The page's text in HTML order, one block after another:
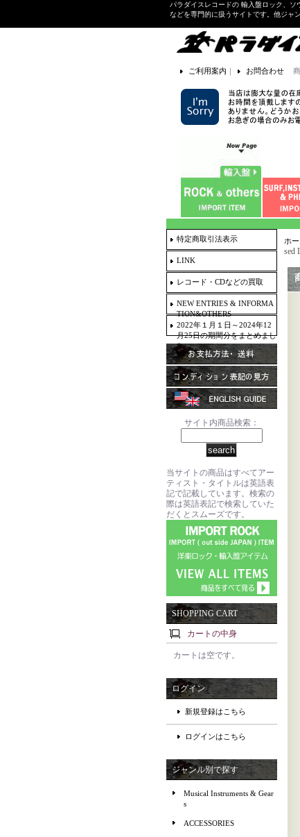
パラダイスレコードの 輸入盤ロック、ソ
などを専門的に扱うサイトです。他ジャ
ご利用案内 ｜ お問合わせ
特定商取引法表示
LINK
レコード・CDなどの買取
NEW ENTRIES & INFORMA
TION&OTHERS
2022年１月１日～2024年12
月25日の期間分をまとめまし
た。
サイト内商品検索：
当サイトの商品はすべてアー
ティスト・タイトルは英語表
記で記載しています。検索の
際は英語表記で検索していた
だくとスムーズです。
SHOPPING CART
カートの中身
カートは空です。
ログイン
新規登録はこちら
ログインはこちら
ジャンル別で探す
Musical Instruments & Gear
s
ACCESSORIES
ホ
sed